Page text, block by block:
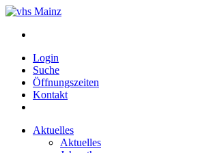
Login
Suche
Öffnungszeiten
Kontakt
Aktuelles
Aktuelles